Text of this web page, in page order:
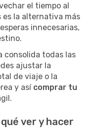
el tiempo al
es la alternativa más
innecesarias,
consolida todas las
ajustar la
de viaje o la
y así comprar tu
ver y hacer